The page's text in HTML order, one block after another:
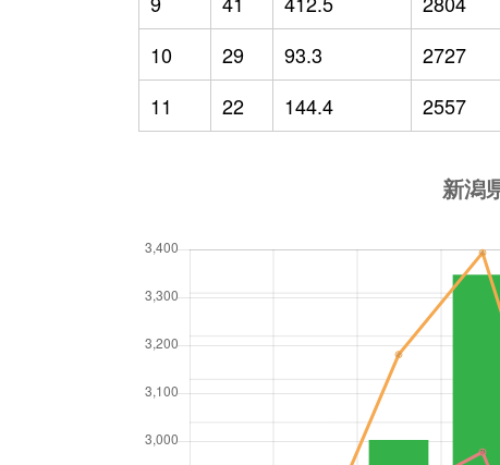
10
29 93.3 2727
11
22 144.4 2557